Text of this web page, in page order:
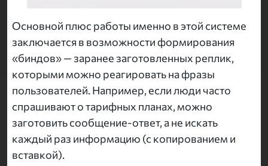
Основной плюс работы именно в этой системе
заключается в возможности формирования
«биндов» — заранее заготовленных реплик,
которыми можно реагировать на фразы
пользователей. Например, если люди часто
спрашивают о тарифных планах, можно
заготовить сообщение-ответ, а не искать
каждый раз информацию (с копированием и
вставкой).